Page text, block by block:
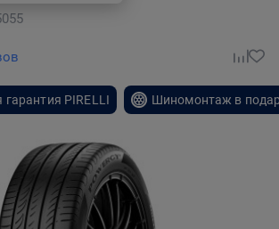
PIRELLI Шиномонтаж в